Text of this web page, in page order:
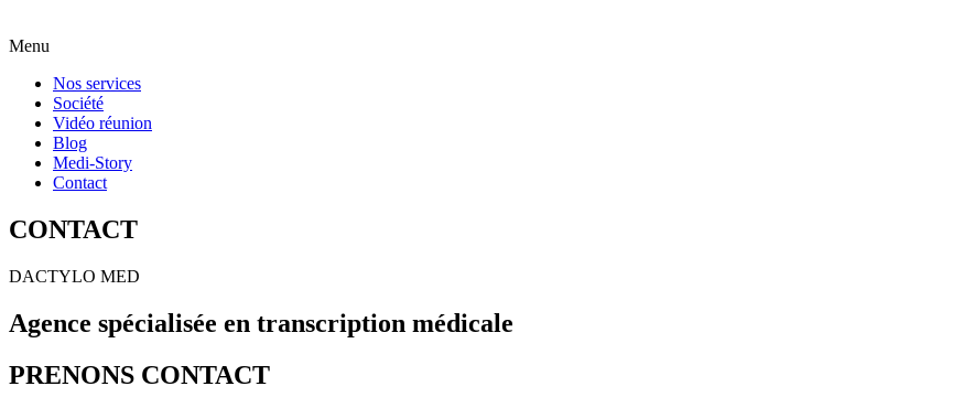
Menu
Nos services
Société
Vidéo réunion
Blog
Medi-Story
Contact
CONTACT
DACTYLO MED
Agence spécialisée en transcription médicale
PRENONS CONTACT